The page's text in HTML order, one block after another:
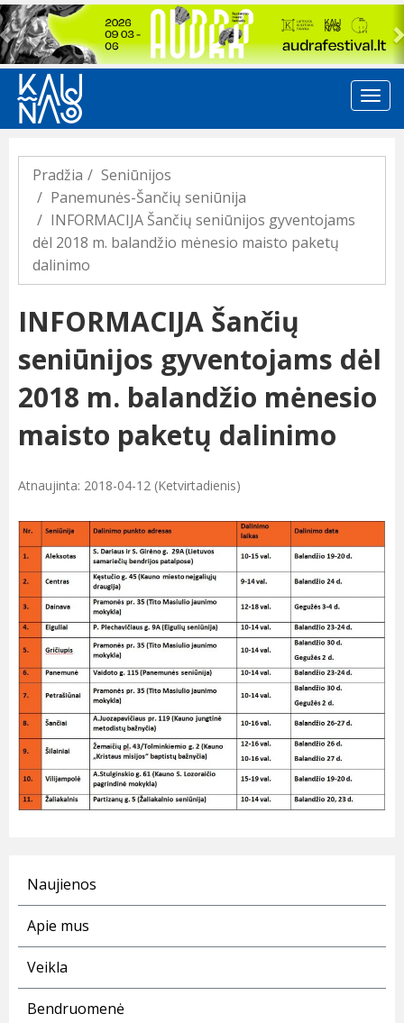
Previous
Pradžia
Seniūnijos
Panemunės-Šančių seniūnija
INFORMACIJA Šančių seniūnijos gyventojams
dėl 2018 m. balandžio mėnesio maisto paketų
dalinimo
INFORMACIJA Šančių
seniūnijos gyventojams dėl
2018 m. balandžio mėnesio
maisto paketų dalinimo
Atnaujinta: 2018-04-12 (Ketvirtadienis)
Naujienos
Apie mus
Veikla
Bendruomenė